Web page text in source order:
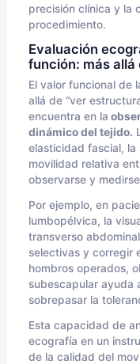
precisión clínica y la
procedimiento.
Evaluación
función: más
El valor funcional de
allá de “ver
encuentra en la
dinámico del tejido.
elasticidad fascial, la
movilidad relativa
observarse y
Por ejemplo, en
lumbopélvica, la
transverso
selectivas y corregir
hombros operados,
subescapular ayuda
sobrepasar la
Esta capacidad de
ecografía en un
de la calidad del